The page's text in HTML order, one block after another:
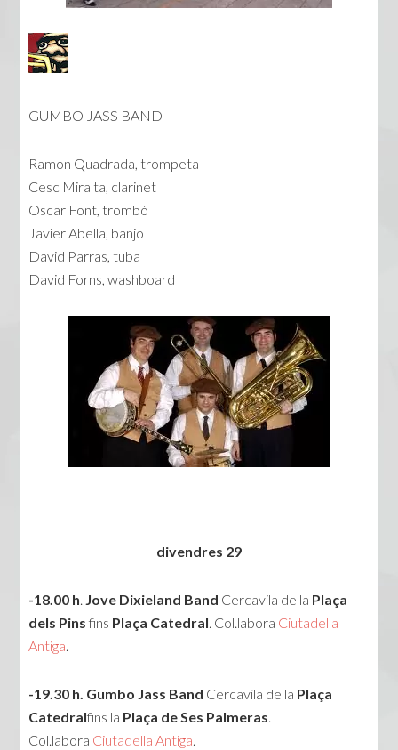
GUMBO JASS BAND
Ramon Quadrada, trompeta
Cesc Miralta, clarinet
Oscar Font, trombó
Javier Abella, banjo
David Parras, tuba
David Forns, washboard
divendres 29
-18.00 h. Jove Dixieland Band Cercavila de la Plaça
dels Pins fins Plaça Catedral. Col.labora Ciutadella
Antiga.
-19.30 h. Gumbo Jass Band Cercavila de la Plaça
Catedralfins la Plaça de Ses Palmeras.
Col.labora Ciutadella Antiga.